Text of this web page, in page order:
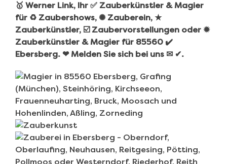
🥇 Werner Link, Ihr ✅ Zauberkünstler & Magier
für ♻ Zaubershows, ✺ Zauberein, ★
Zauberkünstler, ☑️ Zaubervorstellungen oder ✹
Zauberkünstler & Magier für 85560 ✔️
Ebersberg. ❤ Melden Sie sich bei uns ✉ ✔.